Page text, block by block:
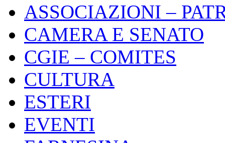
ASSOCIAZIONI –
CAMERA E SENATO
CGIE – COMITES
CULTURA
ESTERI
EVENTI